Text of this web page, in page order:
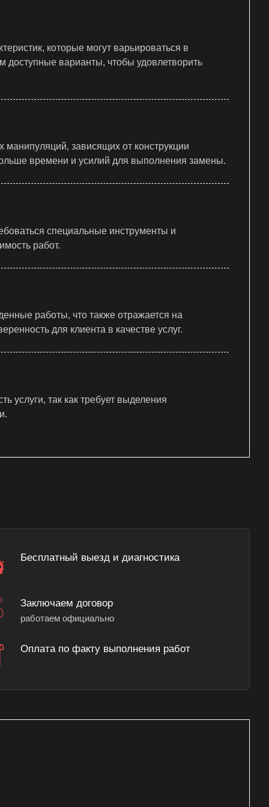
которые могут варьироваться в
доступные варианты, чтобы удовлетворить
зависящих от конструкции
времени и усилий для выполнения замены.
специальные инструменты и
работ.
работы, что также отражается на
для клиента в качестве услуг.
услуги, так как требует выделения
Бесплатный выезд и диагностика
Заключаем договор
работаем официально
Оплата по факту выполнения работ